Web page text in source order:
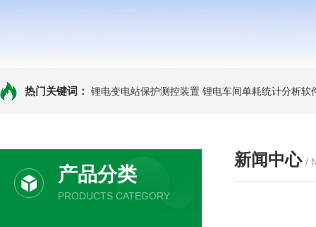
热门关键词： 锂电变电站保护测控装置 锂电车间单耗统计分析软
产品分类
PRODUCTS CATEGORY
新闻中心 /